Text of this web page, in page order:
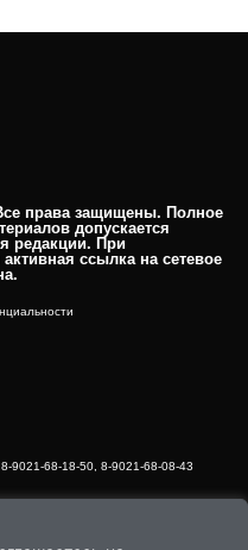
права защищены. Полное
допускается
редакции. При
ссылка на сетевое
9021-68-18-50, 8-9021-68-08-43